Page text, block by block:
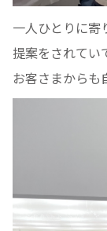
一人ひとりに寄
提案をされてい
お客さまからも